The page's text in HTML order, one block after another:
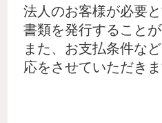
法人のお客様が必要
書類を発行すること
また、お支払条件な
応をさせていただきま